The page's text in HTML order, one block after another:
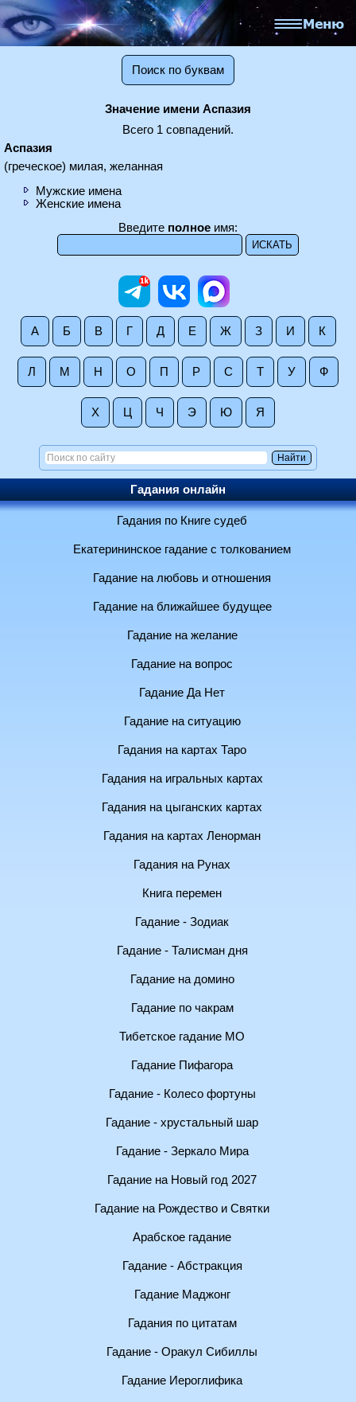
Поиск по буквам
Значение имени Аспазия
Всего 1 совпадений.
Аспазия
(греческое) милая, желанная
Мужские имена
Женские имена
Введите полное имя:
А Б В Г Д Е Ж З И К
Л М Н О П Р С Т У Ф
Х Ц Ч Э Ю Я
Гадания онлайн
Гадания по Книге судеб
Екатерининское гадание с толкованием
Гадание на любовь и отношения
Гадание на ближайшее будущее
Гадание на желание
Гадание на вопрос
Гадание Да Нет
Гадание на ситуацию
Гадания на картах Таро
Гадания на игральных картах
Гадания на цыганских картах
Гадания на картах Ленорман
Гадания на Рунах
Книга перемен
Гадание - Зодиак
Гадание - Талисман дня
Гадание на домино
Гадание по чакрам
Тибетское гадание МО
Гадание Пифагора
Гадание - Колесо фортуны
Гадание - хрустальный шар
Гадание - Зеркало Мира
Гадание на Новый год 2027
Гадание на Рождество и Святки
Арабское гадание
Гадание - Абстракция
Гадание Маджонг
Гадания по цитатам
Гадание - Оракул Сибиллы
Гадание Иероглифика